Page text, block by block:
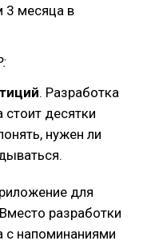
3 месяца в
. Разработка
десятки
нужен ли
для
разработки
с напоминаниями